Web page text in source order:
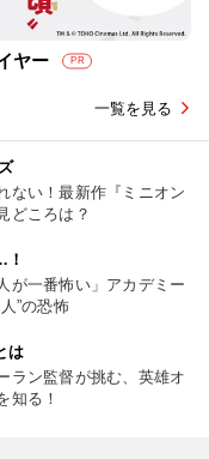
ヤー PR
一覧を見る
ない！最新作『ミニオン
どころは？
が一番怖い」アカデミー
”の恐怖
は
ラン監督が挑む、英雄オ
知る！